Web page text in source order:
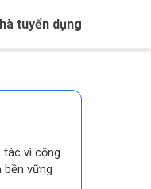
tuyển dụng
tác vì cộng
bền vững